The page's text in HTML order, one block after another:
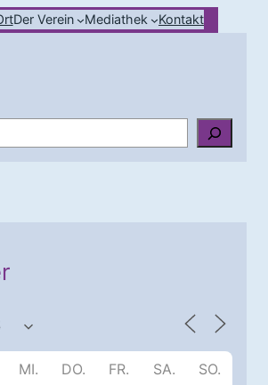
Der Verein Mediathek Kontakt
MI. DO. FR. SA. SO.